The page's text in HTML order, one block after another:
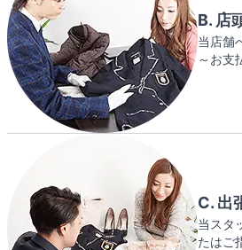
B. 店
当店舗
～お支
C. 出
当スタ
たはご